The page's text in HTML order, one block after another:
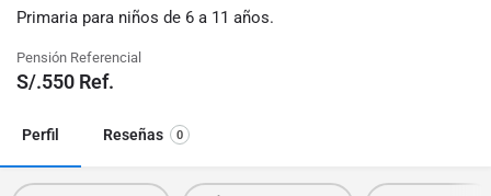
Primaria para niños de 6 a 11 años.
Pensión Referencial
S/.550 Ref.
Perfil Reseñas 0